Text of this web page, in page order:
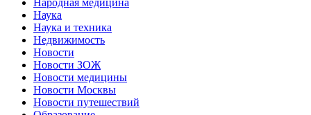
Наука
Наука и техника
Недвижимость
Новости
Новости ЗОЖ
Новости медицины
Новости Москвы
Новости путешествий